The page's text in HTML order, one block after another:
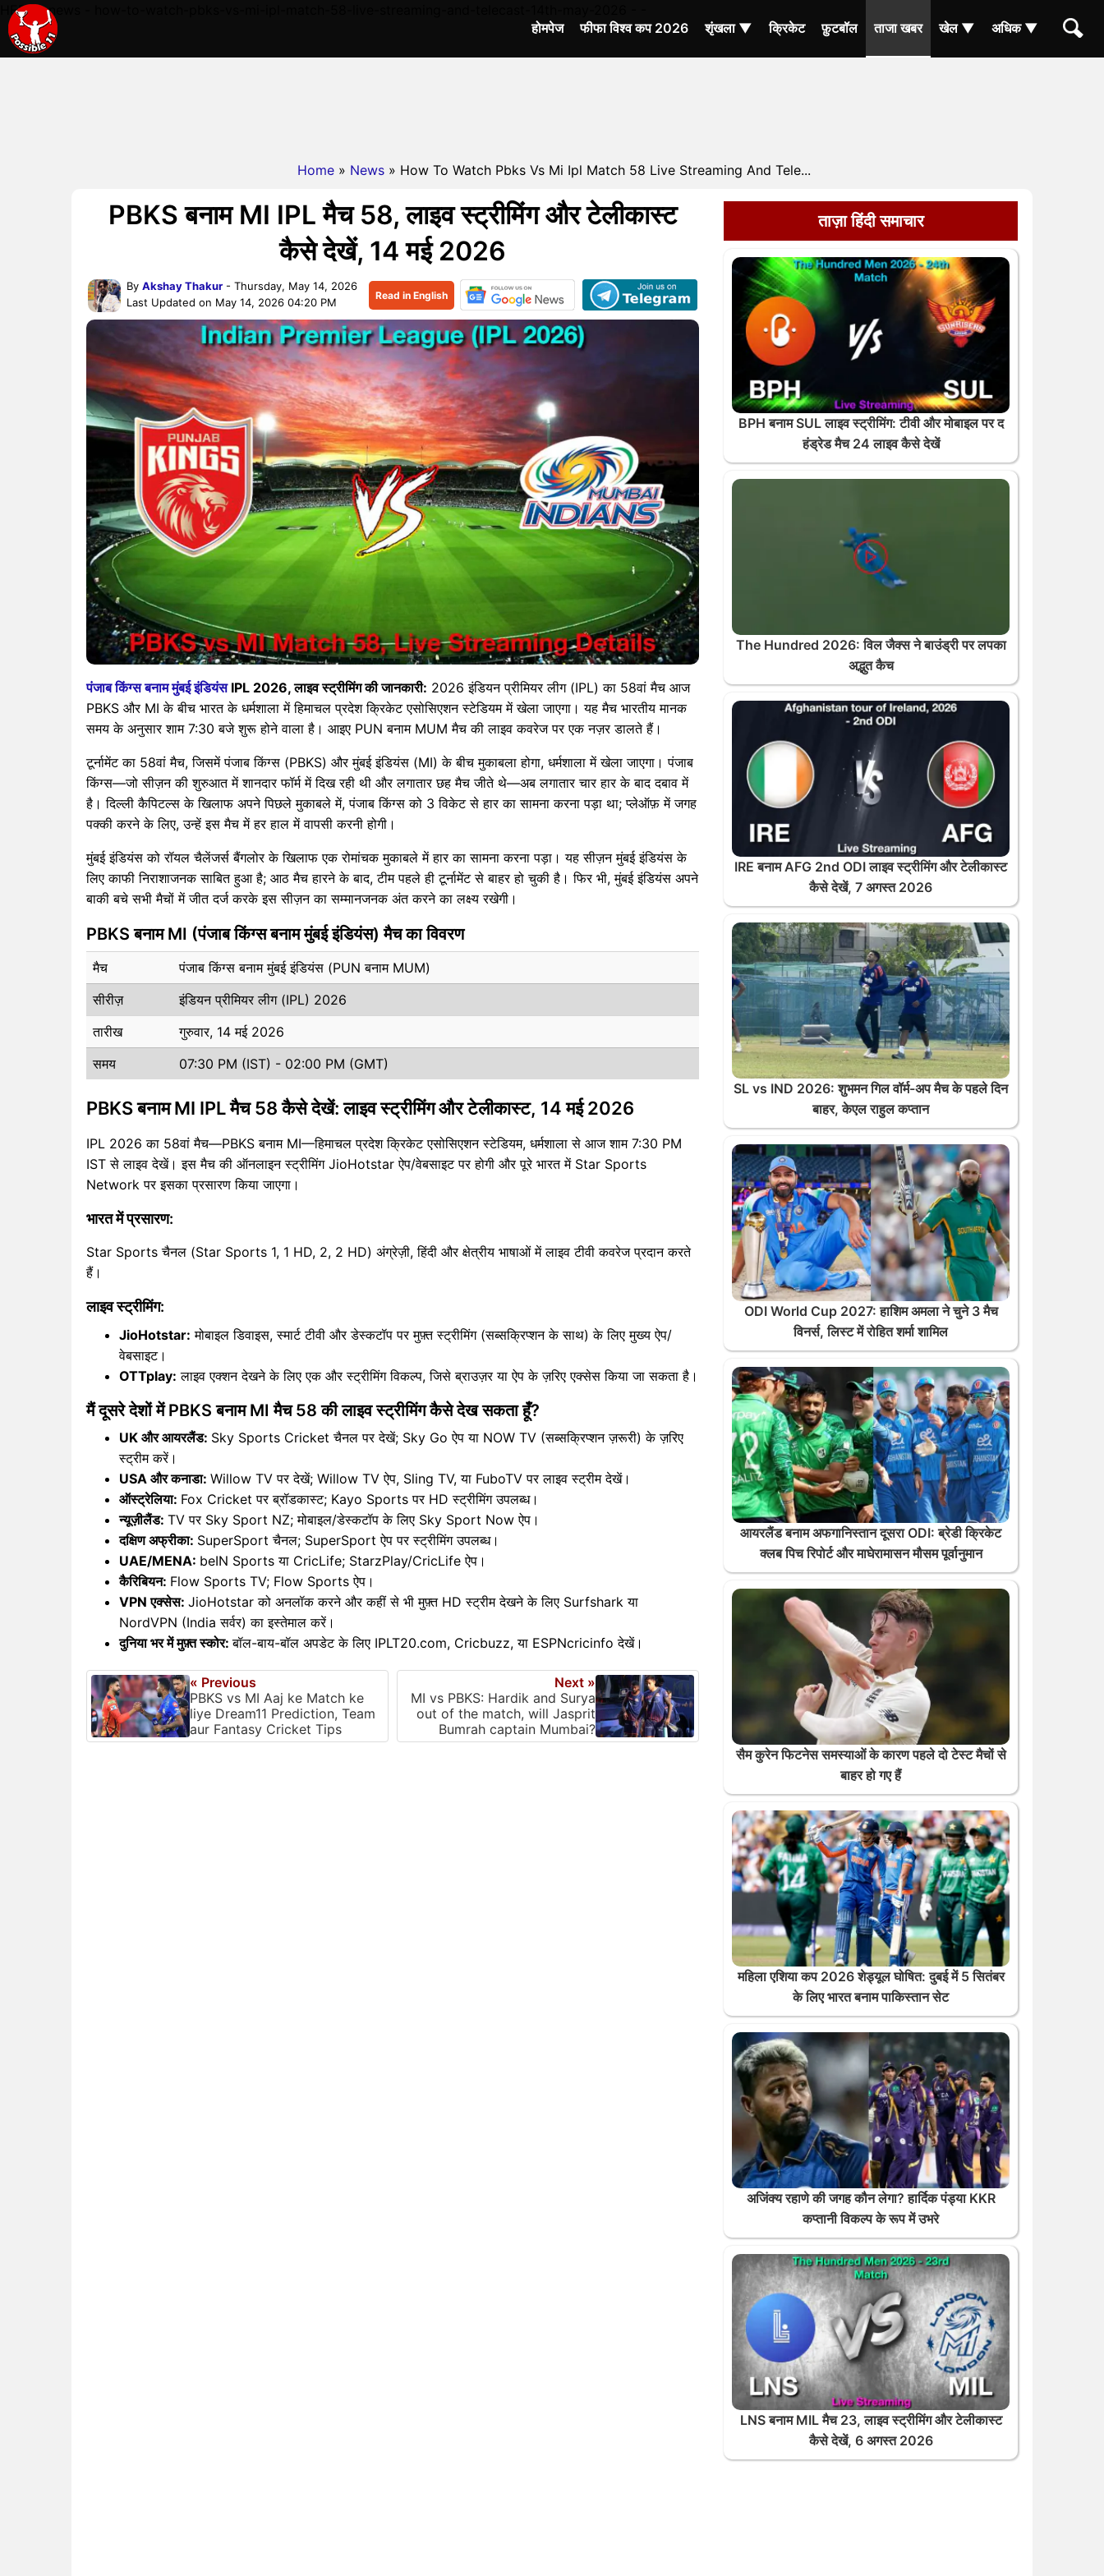
HERE - news - how-to-watch-pbks-vs-mi-ipl-match-58-live-streaming-and-telecast-14th-may-2026 - -
होमपेज
फीफा विश्व कप 2026 शृंखला ▼ क्रिकेट फ़ुटबॉल ताजा खबर खेल ▼ अधिक ▼
Home » News » How To Watch Pbks Vs Mi Ipl Match 58 Live Streaming And Tele...
PBKS बनाम MI IPL मैच 58, लाइव स्ट्रीमिंग और टेलीकास्ट
कैसे देखें, 14 मई 2026
By Akshay Thakur - Thursday, May 14, 2026
Last Updated on May 14, 2026 04:20 PM
Read in English
पंजाब किंग्स बनाम मुंबई इंडियंसIPL 2026, लाइव स्ट्रीमिंग की जानकारी: 2026 इंडियन प्रीमियर लीग (IPL) का 58वां मैच आज
PBKS और MI के बीच भारत के धर्मशाला में हिमाचल प्रदेश क्रिकेट एसोसिएशन स्टेडियम में खेला जाएगा। यह मैच भारतीय मानक
समय के अनुसार शाम 7:30 बजे शुरू होने वाला है। आइए PUN बनाम MUM मैच की लाइव कवरेज पर एक नज़र डालते हैं।
टूर्नामेंट का 58वां मैच, जिसमें पंजाब किंग्स (PBKS) और मुंबई इंडियंस (MI) के बीच मुकाबला होगा, धर्मशाला में खेला जाएगा। पंजाब
किंग्स—जो सीज़न की शुरुआत में शानदार फॉर्म में दिख रही थी और लगातार छह मैच जीते थे—अब लगातार चार हार के बाद दबाव में
है। दिल्ली कैपिटल्स के खिलाफ अपने पिछले मुकाबले में, पंजाब किंग्स को 3 विकेट से हार का सामना करना पड़ा था; प्लेऑफ़ में जगह
पक्की करने के लिए, उन्हें इस मैच में हर हाल में वापसी करनी होगी।
मुंबई इंडियंस को रॉयल चैलेंजर्स बैंगलोर के खिलाफ एक रोमांचक मुकाबले में हार का सामना करना पड़ा। यह सीज़न मुंबई इंडियंस के
लिए काफी निराशाजनक साबित हुआ है; आठ मैच हारने के बाद, टीम पहले ही टूर्नामेंट से बाहर हो चुकी है। फिर भी, मुंबई इंडियंस अपने
बाकी बचे सभी मैचों में जीत दर्ज करके इस सीज़न का सम्मानजनक अंत करने का लक्ष्य रखेगी।
PBKS बनाम MI (पंजाब किंग्स बनाम मुंबई इंडियंस) मैच का विवरण
मैच
पंजाब किंग्स बनाम मुंबई इंडियंस (PUN बनाम MUM)
सीरीज़
इंडियन प्रीमियर लीग (IPL) 2026
तारीख
गुरुवार, 14 मई 2026
समय
07:30 PM (IST) - 02:00 PM (GMT)
PBKS बनाम MI IPL मैच 58 कैसे देखें: लाइव स्ट्रीमिंग और टेलीकास्ट, 14 मई 2026
IPL 2026 का 58वां मैच—PBKS बनाम MI—हिमाचल प्रदेश क्रिकेट एसोसिएशन स्टेडियम, धर्मशाला से आज शाम 7:30 PM
IST से लाइव देखें। इस मैच की ऑनलाइन स्ट्रीमिंग JioHotstar ऐप/वेबसाइट पर होगी और पूरे भारत में Star Sports
Network पर इसका प्रसारण किया जाएगा।
भारत में प्रसारण:
Star Sports चैनल (Star Sports 1, 1 HD, 2, 2 HD) अंग्रेज़ी, हिंदी और क्षेत्रीय भाषाओं में लाइव टीवी कवरेज प्रदान करते
हैं।
लाइव स्ट्रीमिंग:
JioHotstar: मोबाइल डिवाइस, स्मार्ट टीवी और डेस्कटॉप पर मुफ़्त स्ट्रीमिंग (सब्सक्रिप्शन के साथ) के लिए मुख्य ऐप/
वेबसाइट।
OTTplay: लाइव एक्शन देखने के लिए एक और स्ट्रीमिंग विकल्प, जिसे ब्राउज़र या ऐप के ज़रिए एक्सेस किया जा सकता है।
मैं दूसरे देशों में PBKS बनाम MI मैच 58 की लाइव स्ट्रीमिंग कैसे देख सकता हूँ?
UK और आयरलैंड: Sky Sports Cricket चैनल पर देखें; Sky Go ऐप या NOW TV (सब्सक्रिप्शन ज़रूरी) के ज़रिए
स्ट्रीम करें।
USA और कनाडा: Willow TV पर देखें; Willow TV ऐप, Sling TV, या FuboTV पर लाइव स्ट्रीम देखें।
ऑस्ट्रेलिया: Fox Cricket पर ब्रॉडकास्ट; Kayo Sports पर HD स्ट्रीमिंग उपलब्ध।
न्यूज़ीलैंड: TV पर Sky Sport NZ; मोबाइल/डेस्कटॉप के लिए Sky Sport Now ऐप।
दक्षिण अफ्रीका: SuperSport चैनल; SuperSport ऐप पर स्ट्रीमिंग उपलब्ध।
UAE/MENA: beIN Sports या CricLife; StarzPlay/CricLife ऐप।
कैरिबियन: Flow Sports TV; Flow Sports ऐप।
VPN एक्सेस: JioHotstar को अनलॉक करने और कहीं से भी मुफ़्त HD स्ट्रीम देखने के लिए Surfshark या
NordVPN (India सर्वर) का इस्तेमाल करें।
दुनिया भर में मुफ़्त स्कोर:बॉल-बाय-बॉल अपडेट के लिए IPLT20.com, Cricbuzz, या ESPNcricinfo देखें।
« Previous
PBKS vs MI Aaj ke Match ke
liye Dream11 Prediction, Team
aur Fantasy Cricket Tips
Next »
MI vs PBKS: Hardik and Surya
out of the match, will Jasprit
Bumrah captain Mumbai?
ताज़ा हिंदी समाचार
BPH बनाम SUL लाइव स्ट्रीमिंग: टीवी और मोबाइल पर द
हंड्रेड मैच 24 लाइव कैसे देखें
The Hundred 2026: विल जैक्स ने बाउंड्री पर लपका
अद्भुत कैच
IRE बनाम AFG 2nd ODI लाइव स्ट्रीमिंग और टेलीकास्ट
कैसे देखें, 7 अगस्त 2026
SL vs IND 2026: शुभमन गिल वॉर्म-अप मैच के पहले दिन
बाहर, केएल राहुल कप्तान
ODI World Cup 2027: हाशिम अमला ने चुने 3 मैच
विनर्स, लिस्ट में रोहित शर्मा शामिल
आयरलैंड बनाम अफगानिस्तान दूसरा ODI: ब्रेडी क्रिकेट
क्लब पिच रिपोर्ट और माघेरामासन मौसम पूर्वानुमान
सैम कुरेन फिटनेस समस्याओं के कारण पहले दो टेस्ट मैचों से
बाहर हो गए हैं
महिला एशिया कप 2026 शेड्यूल घोषित: दुबई में 5 सितंबर
के लिए भारत बनाम पाकिस्तान सेट
अजिंक्य रहाणे की जगह कौन लेगा? हार्दिक पंड्या KKR
कप्तानी विकल्प के रूप में उभरे
LNS बनाम MIL मैच 23, लाइव स्ट्रीमिंग और टेलीकास्ट
कैसे देखें, 6 अगस्त 2026